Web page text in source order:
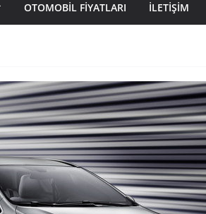
OTOMOBIL FIYATLARI İLETIŞIM